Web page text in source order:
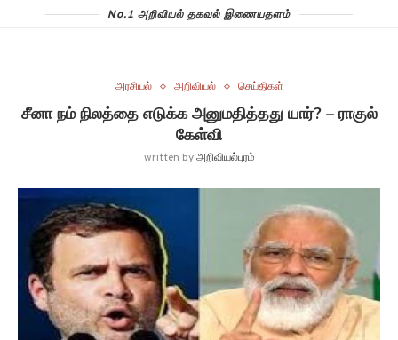
No.1 அறிவியல் தகவல் இணையதளம்
அரசியல் அறிவியல் செய்திகள்
சீனா நம் நிலத்தை எடுக்க அனுமதித்தது யார்? – ராகுல்
கேள்வி
written byஅறிவியல்புரம்